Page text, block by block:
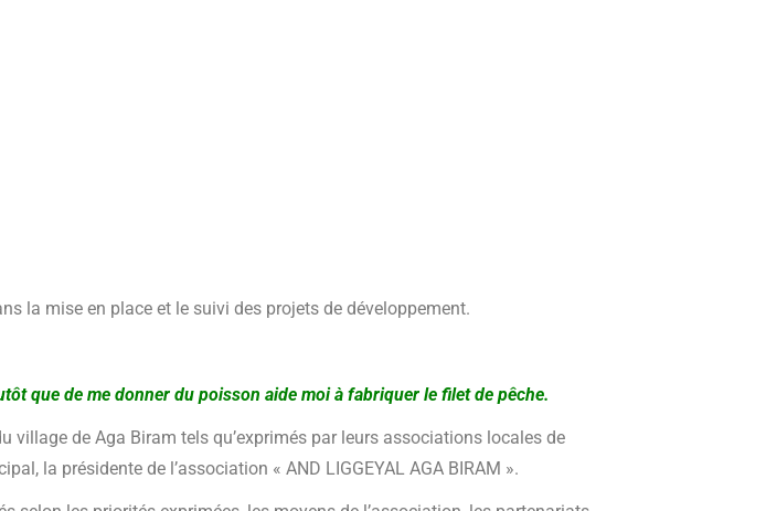
la mise en place et le suivi des projets de développement.
que de me donner du poisson aide moi à fabriquer le filet de pêche.
de Aga Biram tels qu’exprimés par leurs associations locales de
la présidente de l’association « AND LIGGEYAL AGA BIRAM ».